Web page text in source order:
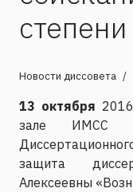
Новости диссовета
13 октября
зале ИМСС
защита
Алексеевны